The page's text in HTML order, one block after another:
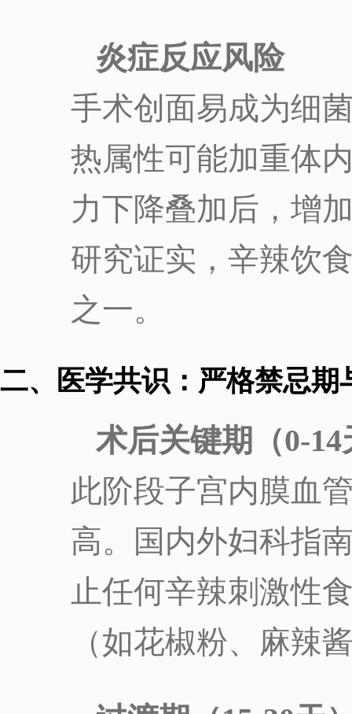
炎症反应风险
手术创面易成为细
热属性可能加重体
力下降叠加后，增
研究证实，辛辣饮
之一。
二、医学共识：严格禁忌期
术后关键期（0-
此阶段子宫内膜血
高。国内外妇科指
止任何辛辣刺激性
（如花椒粉、麻辣